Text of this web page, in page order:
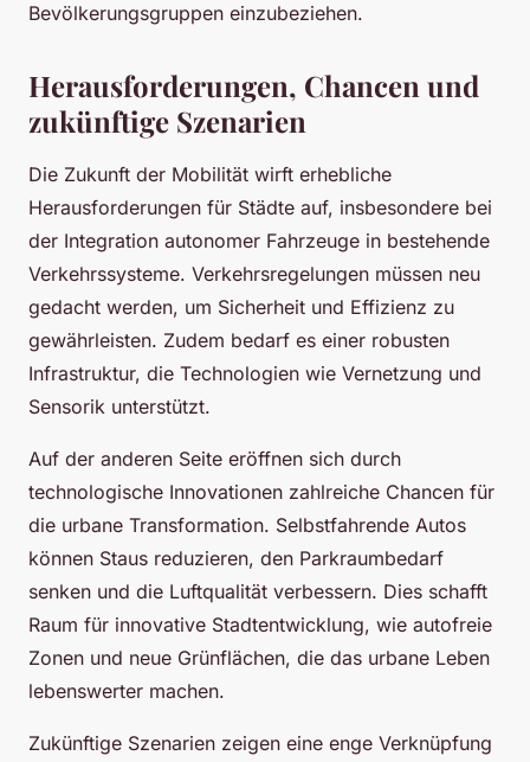
Bevölkerungsgruppen einzubeziehen.
Herausforderungen, Chancen und
zukünftige Szenarien
Die Zukunft der Mobilität wirft erhebliche
Herausforderungen für Städte auf, insbesondere bei
der Integration autonomer Fahrzeuge in bestehende
Verkehrssysteme. Verkehrsregelungen müssen neu
gedacht werden, um Sicherheit und Effizienz zu
gewährleisten. Zudem bedarf es einer robusten
Infrastruktur, die Technologien wie Vernetzung und
Sensorik unterstützt.
Auf der anderen Seite eröffnen sich durch
technologische Innovationen zahlreiche Chancen für
die urbane Transformation. Selbstfahrende Autos
können Staus reduzieren, den Parkraumbedarf
senken und die Luftqualität verbessern. Dies schafft
Raum für innovative Stadtentwicklung, wie autofreie
Zonen und neue Grünflächen, die das urbane Leben
lebenswerter machen.
Zukünftige Szenarien zeigen eine enge Verknüpfung